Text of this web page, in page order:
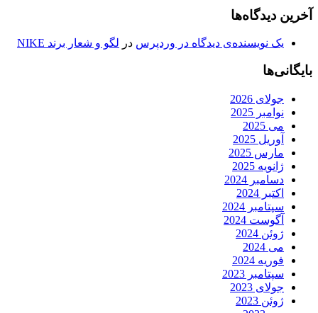
آخرین دیدگاه‌ها
یک نویسنده‌ی دیدگاه در وردپرس در لگو و شعار برند NIKE
بایگانی‌ها
جولای 2026
نوامبر 2025
می 2025
آوریل 2025
مارس 2025
ژانویه 2025
دسامبر 2024
اکتبر 2024
سپتامبر 2024
آگوست 2024
ژوئن 2024
می 2024
فوریه 2024
سپتامبر 2023
جولای 2023
ژوئن 2023